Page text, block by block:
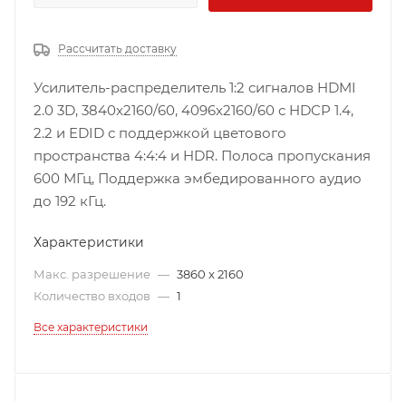
Рассчитать доставку
Усилитель-распределитель 1:2 сигналов HDMI
2.0 3D, 3840x2160/60, 4096x2160/60 с HDCP 1.4,
2.2 и EDID с поддержкой цветового
пространства 4:4:4 и HDR. Полоса пропускания
600 МГц, Поддержка эмбедированного аудио
до 192 кГц.
Характеристики
Макс. разрешение — 3860 x 2160
Количество входов — 1
Все характеристики